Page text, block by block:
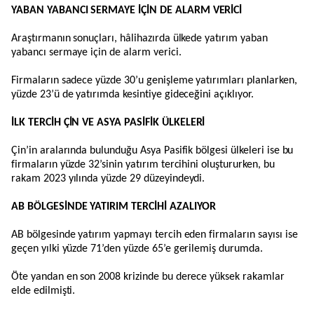
YABAN YABANCI SERMAYE İÇİN DE ALARM VERİCİ
Araştırmanın sonuçları, hâlihazırda ülkede yatırım yaban
yabancı sermaye için de alarm verici.
Firmaların sadece yüzde 30’u genişleme yatırımları planlarken,
yüzde 23’ü de yatırımda kesintiye gideceğini açıklıyor.
İLK TERCİH ÇİN VE ASYA PASİFİK ÜLKELERİ
Çin’in aralarında bulunduğu Asya Pasifik bölgesi ülkeleri ise bu
firmaların yüzde 32’sinin yatırım tercihini oluştururken, bu
rakam 2023 yılında yüzde 29 düzeyindeydi.
AB BÖLGESİNDE YATIRIM TERCİHİ AZALIYOR
AB bölgesinde yatırım yapmayı tercih eden firmaların sayısı ise
geçen yılki yüzde 71’den yüzde 65’e gerilemiş durumda.
Öte yandan en son 2008 krizinde bu derece yüksek rakamlar
elde edilmişti.